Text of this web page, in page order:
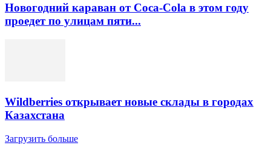
Новогодний караван от Coca-Cola в этом году
проедет по улицам пяти...
Wildberries открывает новые склады в городах
Казахстана
Загрузить больше